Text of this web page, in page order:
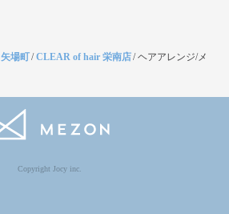
矢場町/CLEAR of hair 栄南店/ヘアアレンジ/メ
Copyright Jocy inc.